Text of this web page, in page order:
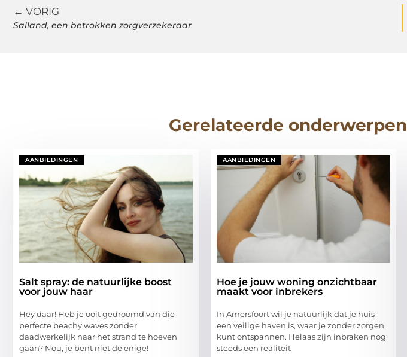
← VORIG
Salland, een betrokken zorgverzekeraar
Gerelateerde onderwerpen
AANBIEDINGEN
Salt spray: de natuurlijke boost
voor jouw haar
Hey daar! Heb je ooit gedroomd van die
perfecte beachy waves zonder
daadwerkelijk naar het strand te hoeven
gaan? Nou, je bent niet de enige!
AANBIEDINGEN
Hoe je jouw woning onzichtbaar
maakt voor inbrekers
In Amersfoort wil je natuurlijk dat je huis
een veilige haven is, waar je zonder zorgen
kunt ontspannen. Helaas zijn inbraken nog
steeds een realiteit